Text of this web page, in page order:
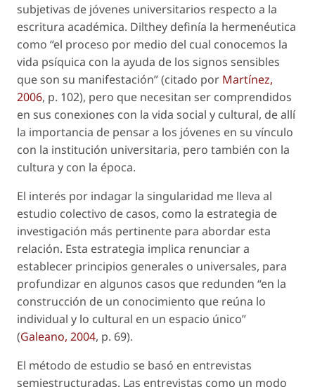
subjetivas de jóvenes universitarios respecto a la
escritura académica. Dilthey definía la hermenéutica
como “el proceso por medio del cual conocemos la
vida psíquica con la ayuda de los signos sensibles
que son su manifestación” (citado por Martínez,
2006, p. 102), pero que necesitan ser comprendidos
en sus conexiones con la vida social y cultural, de allí
la importancia de pensar a los jóvenes en su vínculo
con la institución universitaria, pero también con la
cultura y con la época.
El interés por indagar la singularidad me lleva al
estudio colectivo de casos, como la estrategia de
investigación más pertinente para abordar esta
relación. Esta estrategia implica renunciar a
establecer principios generales o universales, para
profundizar en algunos casos que redunden “en la
construcción de un conocimiento que reúna lo
individual y lo cultural en un espacio único”
(Galeano, 2004, p. 69).
El método de estudio se basó en entrevistas
semiestructuradas. Las entrevistas como un modo